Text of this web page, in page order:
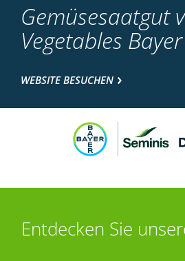
Gemüsesaatgut
Vegetables Bayer
WEBSITE BESUCHEN
Entdecken Sie